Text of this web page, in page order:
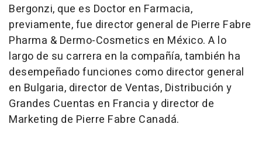
Bergonzi, que es Doctor en Farmacia,
previamente, fue director general de Pierre Fabre
Pharma & Dermo-Cosmetics en México. A lo
largo de su carrera en la compañía, también ha
desempeñado funciones como director general
en Bulgaria, director de Ventas, Distribución y
Grandes Cuentas en Francia y director de
Marketing de Pierre Fabre Canadá.